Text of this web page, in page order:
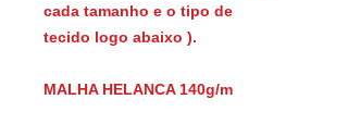
cada tamanho e o tipo de
tecido logo abaixo ).
MALHA HELANCA 140g/m